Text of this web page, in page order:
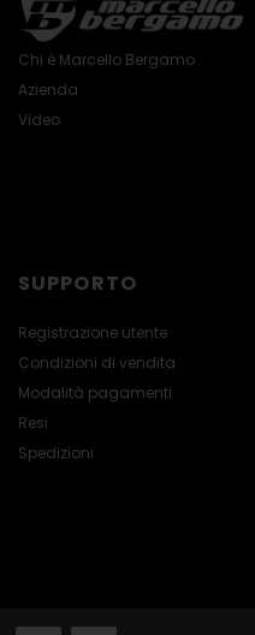
Chi è Marcello Bergamo
Azienda
Video
SUPPORTO
Registrazione utente
Condizioni di vendita
Modalità pagamenti
Resi
Spedizioni